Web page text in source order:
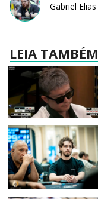
Gabriel Elias
LEIA TAMBÉM